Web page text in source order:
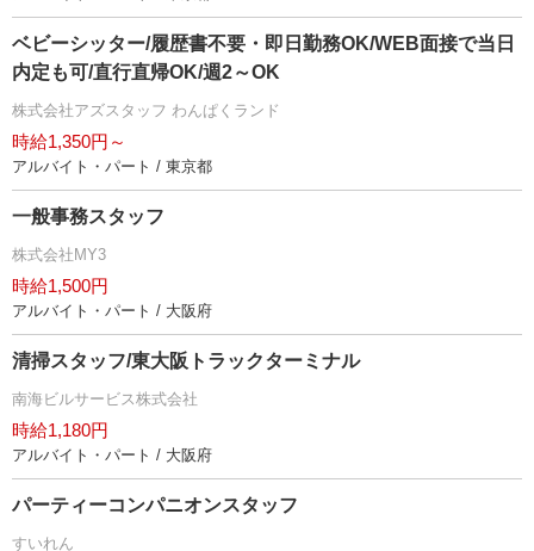
ベビーシッター/履歴書不要・即日勤務OK/WEB面接で当日
内定も可/直行直帰OK/週2～OK
株式会社アズスタッフ わんぱくランド
時給1,350円～
アルバイト・パート / 東京都
一般事務スタッフ
株式会社MY3
時給1,500円
アルバイト・パート / 大阪府
清掃スタッフ/東大阪トラックターミナル
南海ビルサービス株式会社
時給1,180円
アルバイト・パート / 大阪府
パーティーコンパニオンスタッフ
すいれん